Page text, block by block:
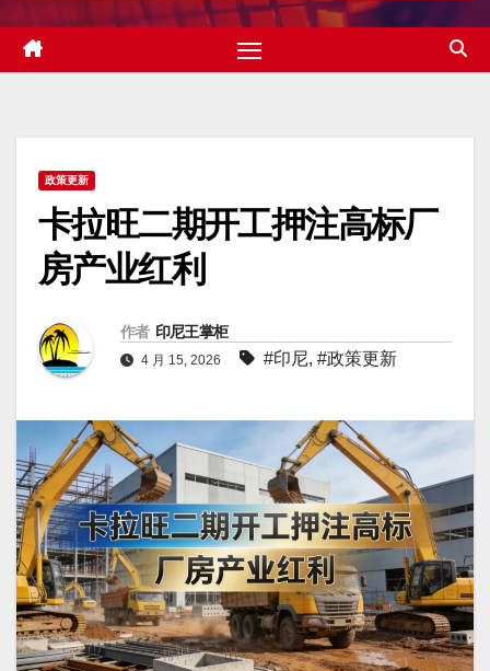
政策更新
卡拉旺二期开工押注高标厂
房产业红利
作者 印尼王掌柜
4 月 15, 2026 #印尼, #政策更新